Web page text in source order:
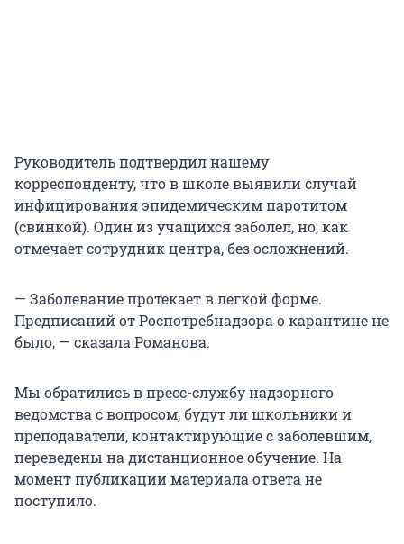
Руководитель подтвердил нашему
корреспонденту, что в школе выявили случай
инфицирования эпидемическим паротитом
(свинкой). Один из учащихся заболел, но, как
отмечает сотрудник центра, без осложнений.
— Заболевание протекает в легкой форме.
Предписаний от Роспотребнадзора о карантине не
было, — сказала Романова.
Мы обратились в пресс-службу надзорного
ведомства с вопросом, будут ли школьники и
преподаватели, контактирующие с заболевшим,
переведены на дистанционное обучение. На
момент публикации материала ответа не
поступило.